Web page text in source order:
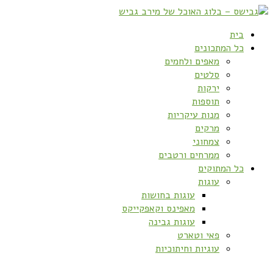
בית
כל המתכונים
מאפים ולחמים
סלטים
ירקות
תוספות
מנות עיקריות
מרקים
צמחוני
ממרחים ורטבים
כל המתוקים
עוגות
עוגות בחושות
מאפינס וקאפקייקס
עוגות גבינה
פאי וטארט
עוגיות וחיתוכיות